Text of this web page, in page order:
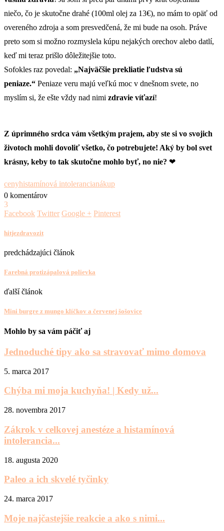
niečo, čo je skutočne drahé (100ml olej za 13€), no mám to opäť od
overeného zdroja a som presvedčená, že mi bude na osoh. Práve
preto som si možno rozmyslela kúpu nejakých orechov alebo datlí,
keď mi teraz prišlo dôležitejšie toto.
Sofokles raz povedal: „Najväčšie prekliatie ľudstva sú
peniaze.“ Peniaze veru majú veľkú moc v dnešnom svete, no
myslím si, že ešte vždy nad nimi zdravie víťazí!
Z úprimného srdca vám všetkým prajem, aby ste si vo svojich
životoch mohli dovoliť všetko, čo potrebujete! Aký by bol svet
krásny, keby to tak skutočne mohlo byť, no nie? ❤
cenyhistamínová intolerancianákup
0 komentárov
3
Facebook Twitter Google + Pinterest
hitjezdravozit
predchádzajúci článok
Farebná protizápalová polievka
ďalší článok
Mini burgre z mungo klíčkov a červenej šošovice
Mohlo by sa vám páčiť aj
Jednoduché tipy ako sa stravovať mimo domova
5. marca 2017
Chýba mi moja kuchyňa! | Kedy už...
28. novembra 2017
Zákrok v celkovej anestéze a histamínová
intolerancia...
18. augusta 2020
Paleo a ich skvelé tyčinky
24. marca 2017
Moje najčastejšie reakcie a ako s nimi...